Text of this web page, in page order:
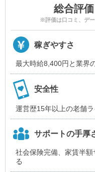
・体験入
・在宅OK
・完全個
・日払い
・未経験
・週払い
・衣装貸
総合評
※評価は口コミ、デ
稼ぎやすさ
最大時給8,400円と業界
安全性
運営歴15年以上の老舗ラ
サポートの手厚
社会保険完備、家賃半
る